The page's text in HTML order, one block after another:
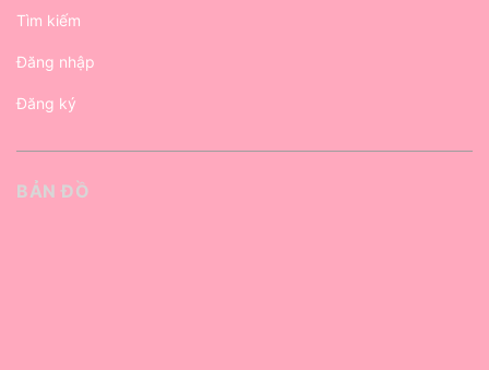
Tìm kiếm
Đăng nhập
Đăng ký
BẢN ĐỒ